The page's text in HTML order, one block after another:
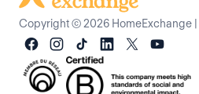
Copyright © 2026 HomeExchange